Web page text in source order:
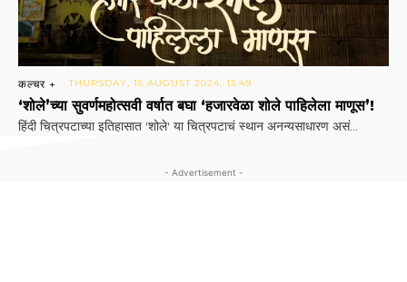
कल्चर + THURSDAY, 15 AUGUST 2024, 13:49
‘शोले’च्या सुवर्णमहोत्सवी वर्षात बघा ‘हजारवेळा शोले पाहिलेला माणूस’!
हिंदी चित्रपटाच्या इतिहासात 'शोले' या चित्रपटाचं स्थान अनन्यसाधारण असं...
- Advertisement -